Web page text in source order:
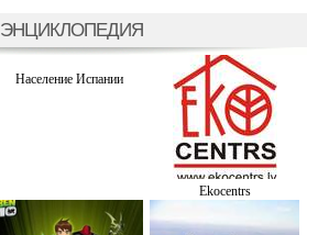
ЭНЦИКЛОПЕДИЯ
Население Испании
Ekocentrs